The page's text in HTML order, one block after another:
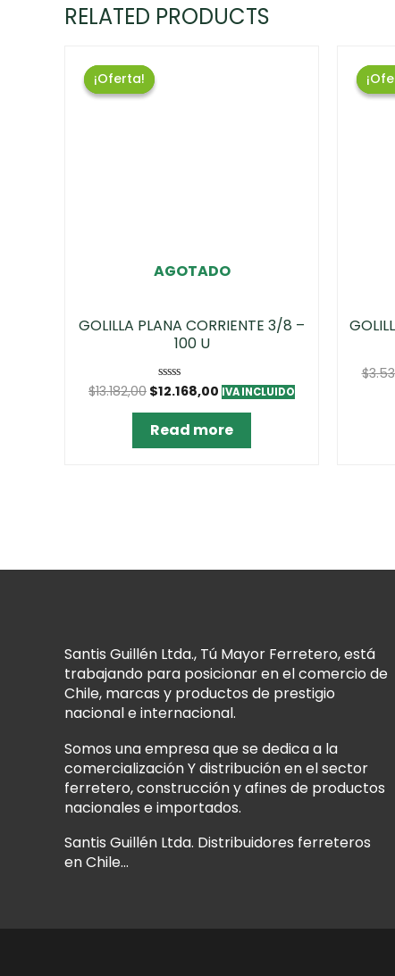
RELATED PRODUCTS
¡Oferta!
AGOTADO
¡Oferta!
GOLILLA PLANA CORRIENTE 3/8 –
100 U
Rated
out
of
5
$13.182,00 $12.168,00 IVA INCLUIDO
Read more
$
Santis Guillén Ltda., Tú Mayor Ferretero, está
trabajando para posicionar en el comercio de
Chile, marcas y productos de prestigio
nacional e internacional.
Somos una empresa que se dedica a la
comercialización Y distribución en el sector
ferretero, construcción y afines de productos
nacionales e importados.
Santis Guillén Ltda. Distribuidores ferreteros
en Chile...